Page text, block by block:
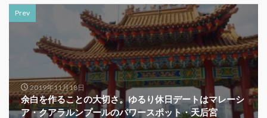
Prev
2019年11月18日
余白を作ることの大切さ。ゆるり休日デートはマレーシ
ア・クアラルンプールのパワースポット・天后宮